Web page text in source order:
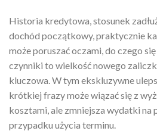
Historia kredytowa, stosunek
dochód początkowy, praktycznie
może poruszać oczami, do czego
czynniki to wielkość nowego
kluczowa. W tym ekskluzywne
krótkiej frazy może wiązać się z
kosztami, ale zmniejsza wydatki na
przypadku użycia terminu.